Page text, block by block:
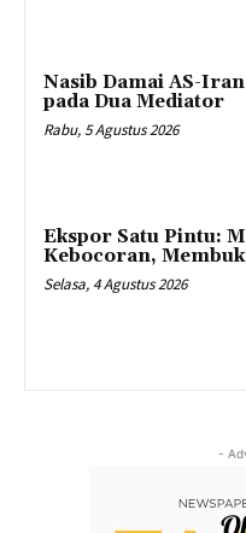
Nasib Damai AS-
pada Dua Mediator
Rabu, 5 Agustus 2026
Ekspor Satu Pintu:
Kebocoran,
Selasa, 4 Agustus 2026
-